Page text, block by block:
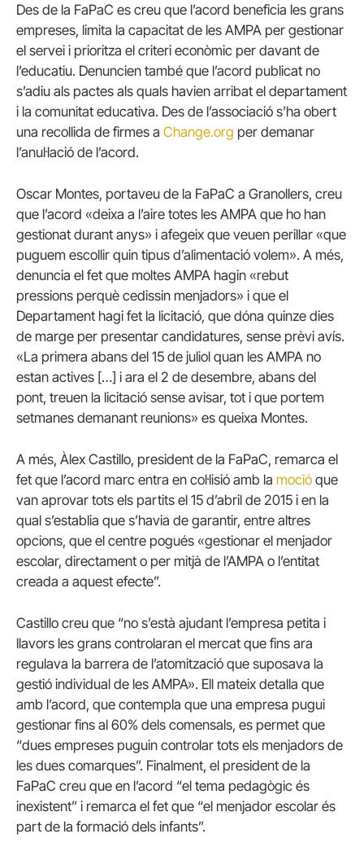
Des de la FaPaC es creu que l’acord beneficia les grans
empreses, limita la capacitat de les AMPA per gestionar
el servei i prioritza el criteri econòmic per davant de
l’educatiu. Denuncien també que l’acord publicat no
s’adiu als pactes als quals havien arribat el departament
i la comunitat educativa. Des de l’associació s’ha obert
una recollida de firmes a Change.org per demanar
l’anul·lació de l’acord.
Oscar Montes, portaveu de la FaPaC a Granollers, creu
que l’acord «deixa a l’aire totes les AMPA que ho han
gestionat durant anys» i afegeix que veuen perillar «que
puguem escollir quin tipus d’alimentació volem». A més,
denuncia el fet que moltes AMPA hagin «rebut
pressions perquè cedissin menjadors» i que el
Departament hagi fet la licitació, que dóna quinze dies
de marge per presentar candidatures, sense prèvi avís.
«La primera abans del 15 de juliol quan les AMPA no
estan actives […] i ara el 2 de desembre, abans del
pont, treuen la licitació sense avisar, tot i que portem
setmanes demanant reunions» es queixa Montes.
A més, Àlex Castillo, president de la FaPaC, remarca el
fet que l’acord marc entra en col·lisió amb la moció que
van aprovar tots els partits el 15 d’abril de 2015 i en la
qual s’establia que s’havia de garantir, entre altres
opcions, que el centre pogués «gestionar el menjador
escolar, directament o per mitjà de l’AMPA o l’entitat
creada a aquest efecte”.
Castillo creu que “no s’està ajudant l’empresa petita i
llavors les grans controlaran el mercat que fins ara
regulava la barrera de l’atomització que suposava la
gestió individual de les AMPA». Ell mateix detalla que
amb l’acord, que contempla que una empresa pugui
gestionar fins al 60% dels comensals, es permet que
“dues empreses puguin controlar tots els menjadors de
les dues comarques”. Finalment, el president de la
FaPaC creu que en l’acord “el tema pedagògic és
inexistent” i remarca el fet que “el menjador escolar és
part de la formació dels infants”.